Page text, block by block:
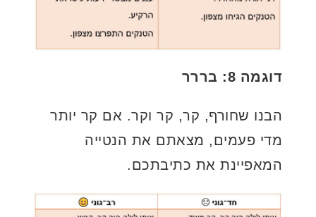
דוגמה 8: בררר
הבנו שחורף, קר, קר וקר. אם קר יותר
מדי פעמים, מצאתם את הנטייה
המאפיינת את כתיבתכם.